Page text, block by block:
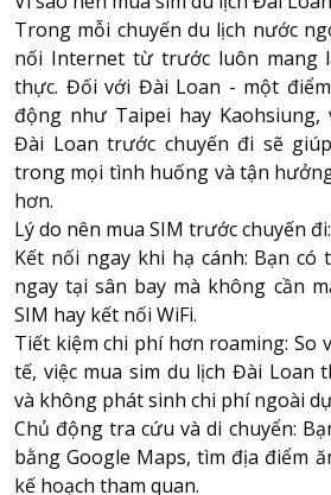
About us
News
Contact us
Trong mỗi chuyến du lịch nước
nối Internet từ trước luôn mang
thực. Đối với Đài Loan - một
động như Taipei hay Kaohsiung,
Đài Loan trước chuyến đi sẽ
trong mọi tình huống và tận
hơn.
Lý do nên mua SIM trước chuyến đi:
Kết nối ngay khi hạ cánh: Bạn
ngay tại sân bay mà không cần
SIM hay kết nối WiFi.
Tiết kiệm chi phí hơn roaming: So
tế, việc mua sim du lịch Đài Loan
và không phát sinh chi phí ngoài
Chủ động tra cứu và di chuyển:
bằngGoogle Maps, tìm địa điểm
kế hoạch tham quan.